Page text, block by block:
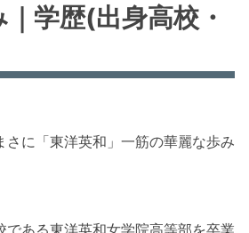
学歴(出身高校・
さに「東洋英和」一筋の華麗な歩み